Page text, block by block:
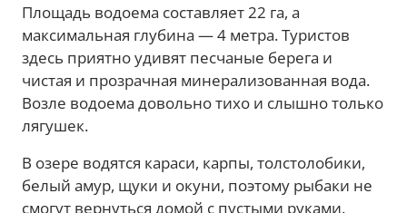
Площадь водоема составляет 22 га, а
максимальная глубина — 4 метра. Туристов
здесь приятно удивят песчаные берега и
чистая и прозрачная минерализованная вода.
Возле водоема довольно тихо и слышно только
лягушек.
В озере водятся караси, карпы, толстолобики,
белый амур, щуки и окуни, поэтому рыбаки не
смогут вернуться домой с пустыми руками.